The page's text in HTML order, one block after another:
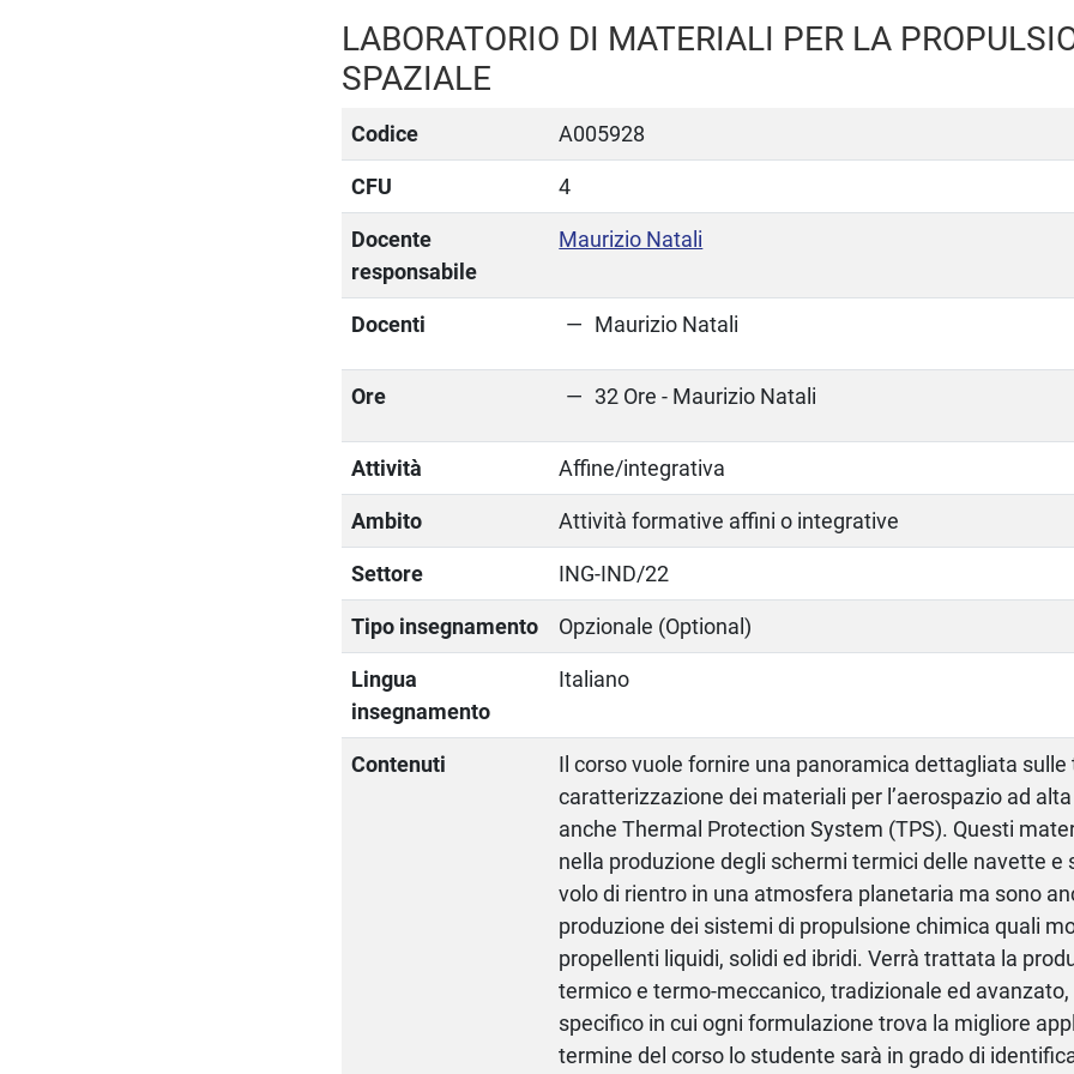
LABORATORIO DI MATERIALI PER LA
SPAZIALE
Codice A005928
CFU 4
Docente
responsabile
Maurizio Natali
Docenti Maurizio Natali
Ore 32 Ore - Maurizio Natali
Attività Affine/integrativa
Ambito Attività formative affini o integrative
Settore ING-IND/22
Tipo insegnamento Opzionale (Optional)
Lingua
insegnamento
Italiano
Contenuti
Il corso vuole fornire una panoramica dettagliata sulle
caratterizzazione dei materiali per l’aerospazio ad
anche Thermal Protection System (TPS). Questi
nella produzione degli schermi termici delle navette e
volo di rientro in una atmosfera planetaria ma sono
produzione dei sistemi di propulsione chimica quali
propellenti liquidi, solidi ed ibridi. Verrà trattata la
termico e termo-meccanico, tradizionale ed
specifico in cui ogni formulazione trova la migliore
termine del corso lo studente sarà in grado di